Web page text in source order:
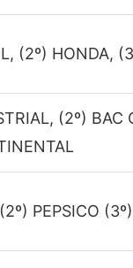
(2º) HONDA,
(2º) BAC
PEPSICO